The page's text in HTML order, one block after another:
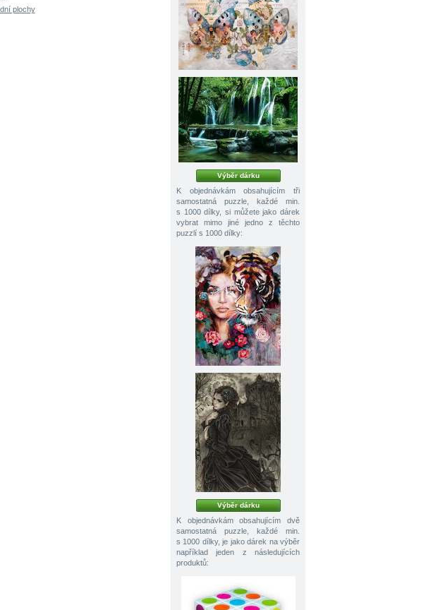
plochy
Výběr dárku
K objednávkám obsahujícím tři
samostatná puzzle, každé min.
s 1000 dílky, si můžete jako dárek
vybrat mimo jiné jedno z těchto
puzzlí s 1000 dílky:
Výběr dárku
K objednávkám obsahujícím dvě
samostatná puzzle, každé min.
s 1000 dílky, je jako dárek na výběr
například jeden z následujících
produktů: